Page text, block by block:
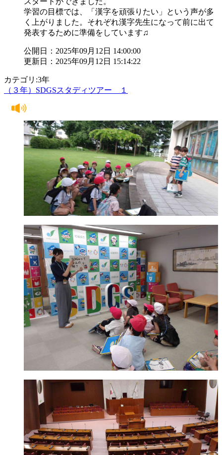
学習の目標では、「漢字を頑張りたい」という声が多
く上がりました。それぞれ漢字先生になって前に出て
発表するために準備をしています♫
公開日：2025年09月12日 14:00:00
更新日：2025年09月12日 15:14:22
カテゴリ:3年
（３年）SDGSスタディツアー １